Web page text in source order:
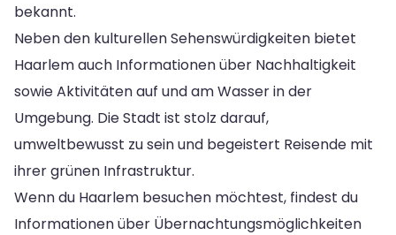
bekannt.
Neben den kulturellen Sehenswürdigkeiten bietet
Haarlem auch Informationen über Nachhaltigkeit
sowie Aktivitäten auf und am Wasser in der
Umgebung. Die Stadt ist stolz darauf,
umweltbewusst zu sein und begeistert Reisende mit
ihrer grünen Infrastruktur.
Wenn du Haarlem besuchen möchtest, findest du
Informationen über Übernachtungsmöglichkeiten